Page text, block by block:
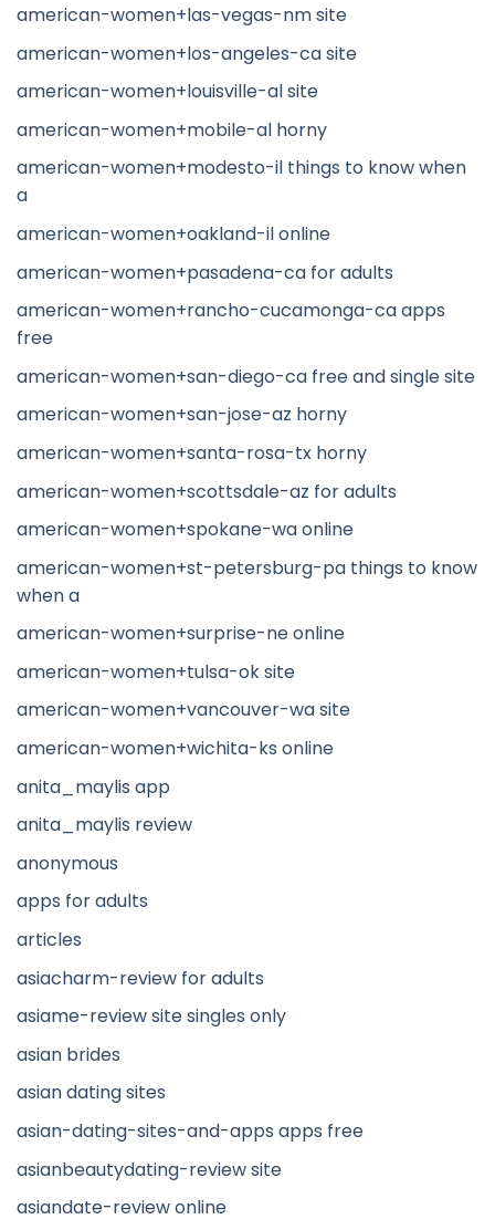
american-women+las-vegas-nm site
american-women+los-angeles-ca site
american-women+louisville-al site
american-women+mobile-al horny
american-women+modesto-il things to know when
a
american-women+oakland-il online
american-women+pasadena-ca for adults
american-women+rancho-cucamonga-ca apps
free
american-women+san-diego-ca free and single site
american-women+san-jose-az horny
american-women+santa-rosa-tx horny
american-women+scottsdale-az for adults
american-women+spokane-wa online
american-women+st-petersburg-pa things to know
when a
american-women+surprise-ne online
american-women+tulsa-ok site
american-women+vancouver-wa site
american-women+wichita-ks online
anita_maylis app
anita_maylis review
anonymous
apps for adults
articles
asiacharm-review for adults
asiame-review site singles only
asian brides
asian dating sites
asian-dating-sites-and-apps apps free
asianbeautydating-review site
asiandate-review online